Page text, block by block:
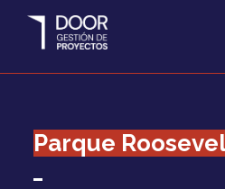
Parque